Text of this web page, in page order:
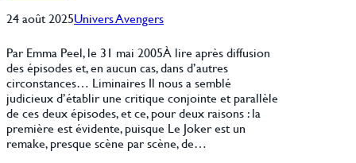
24 août 2025Univers Avengers
Par Emma Peel, le 31 mai 2005À lire après diffusion
des épisodes et, en aucun cas, dans d’autres
circonstances… Liminaires Il nous a semblé
judicieux d’établir une critique conjointe et parallèle
de ces deux épisodes, et ce, pour deux raisons : la
première est évidente, puisque Le Joker est un
remake, presque scène par scène, de…